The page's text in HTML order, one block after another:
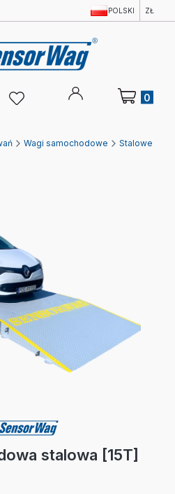
POLSKI ZŁ
Produkty w
Wagi samochodowe Stalowe
stalowa [15T]